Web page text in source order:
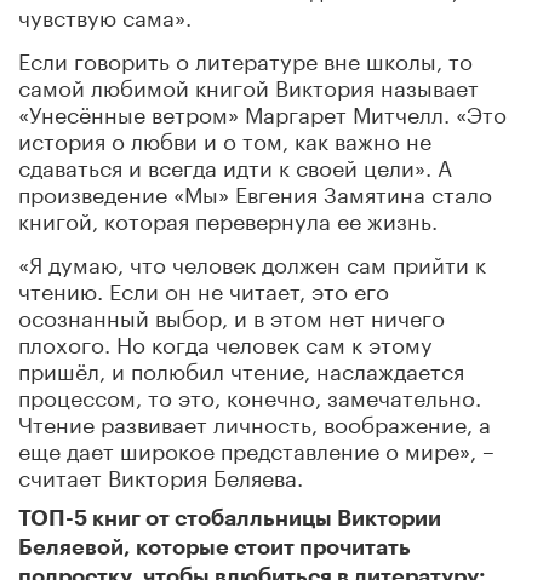
чувствую сама».
Если говорить о литературе вне школы, то
самой любимой книгой Виктория называет
«Унесённые ветром» Маргарет Митчелл. «Это
история о любви и о том, как важно не
сдаваться и всегда идти к своей цели». А
произведение «Мы» Евгения Замятина стало
книгой, которая перевернула ее жизнь.
«Я думаю, что человек должен сам прийти к
чтению. Если он не читает, это его
осознанный выбор, и в этом нет ничего
плохого. Но когда человек сам к этому
пришёл, и полюбил чтение, наслаждается
процессом, то это, конечно, замечательно.
Чтение развивает личность, воображение, а
еще дает широкое представление о мире», –
считает Виктория Беляева.
ТОП-5 книг от стобалльницы Виктории
Беляевой, которые стоит прочитать